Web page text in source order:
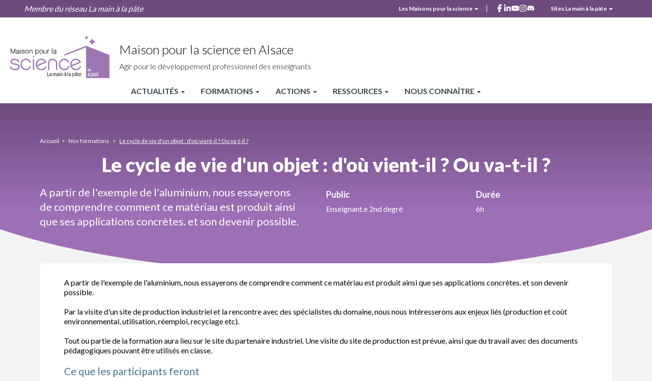
objet
d'où
?
Membre du réseau La main à la pâte
MPLS
Les Maisons pour la science facebook
linkedin
youtube
instagram
discordSites La main à la pâte
Maison pour la science en Alsace
Agir pour le développement professionnel des enseignants
MPLS
Nav
principale
ACTUALITÉS FORMATIONS ACTIONS RESSOURCES NOUS CONNAÎTRE
Accueil Nos formations Le cycle de vie d'un objet : d'où vient-il ? Ou va-t-il ?
Le cycle de vie d'un objet : d'où vient-il ? Ou va-t-il ?
A partir de l'exemple de l'aluminium, nous essayerons
de comprendre comment ce matériau est produit ainsi
que ses applications concrètes. et son devenir possible.
Public
Enseignant.e 2nd degré
Durée
6h
A partir de l'exemple de l'aluminium, nous essayerons de comprendre comment ce matériau est produit ainsi que ses applications concrètes. et son devenir
possible.
Par la visite d'un site de production industriel et la rencontre avec des spécialistes du domaine, nous nous intéresserons aux enjeux liés (production et coût
environnemental, utilisation, réemploi, recyclage etc).
Tout ou partie de la formation aura lieu sur le site du partenaire industriel. Une visite du site de production est prévue, ainsi que du travail avec des documents
pédagogiques pouvant être utilisés en classe.
Ce que les participants feront